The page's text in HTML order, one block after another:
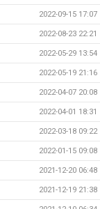
2022-09-15 17:07
2022-08-23 22:21
2022-05-29 13:54
2022-05-19 21:16
2022-04-07 20:08
2022-04-01 18:31
2022-03-18 09:22
2022-01-15 09:08
2021-12-20 06:48
2021-12-19 21:38